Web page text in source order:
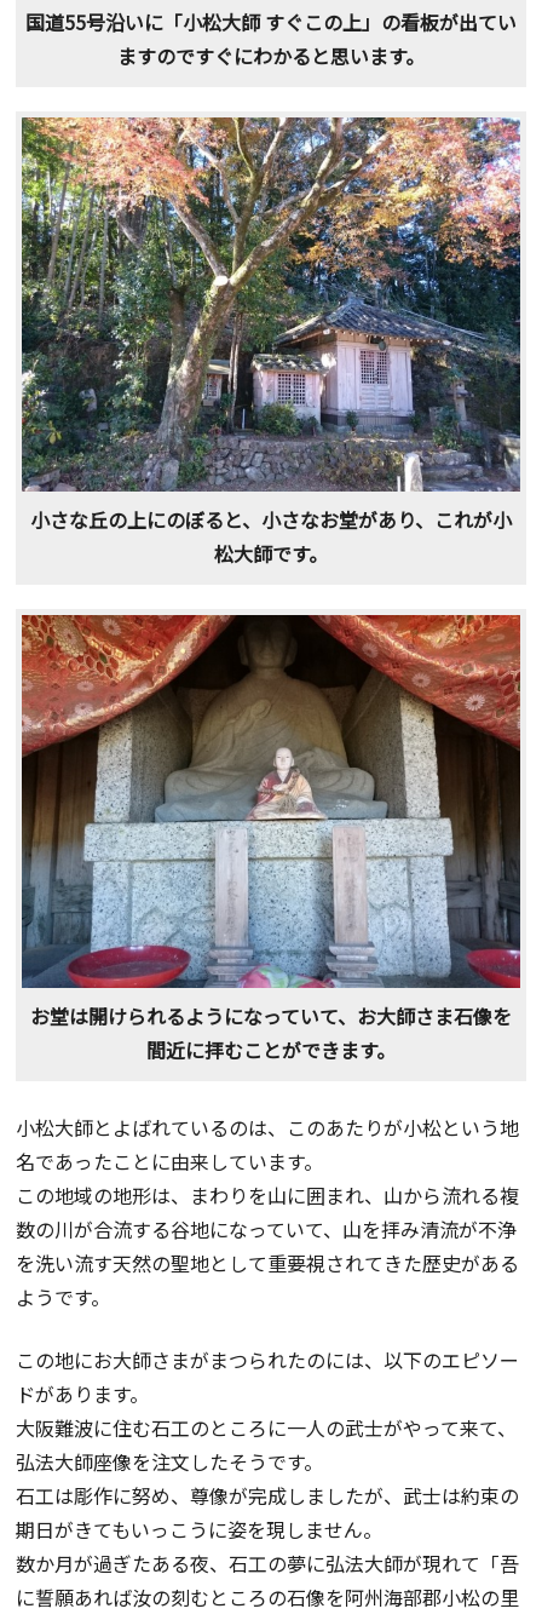
国道55号沿いに「小松大師 すぐこの上」の看板が出てい
ますのですぐにわかると思います。
小さな丘の上にのぼると、小さなお堂があり、これが小
松大師です。
お堂は開けられるようになっていて、お大師さま石像を
間近に拝むことができます。
小松大師とよばれているのは、このあたりが小松という地
名であったことに由来しています。
この地域の地形は、まわりを山に囲まれ、山から流れる複
数の川が合流する谷地になっていて、山を拝み清流が不浄
を洗い流す天然の聖地として重要視されてきた歴史がある
ようです。
この地にお大師さまがまつられたのには、以下のエピソー
ドがあります。
大阪難波に住む石工のところに一人の武士がやって来て、
弘法大師座像を注文したそうです。
石工は彫作に努め、尊像が完成しましたが、武士は約束の
期日がきてもいっこうに姿を現しません。
数か月が過ぎたある夜、石工の夢に弘法大師が現れて「吾
に誓願あれば汝の刻むところの石像を阿州海部郡小松の里